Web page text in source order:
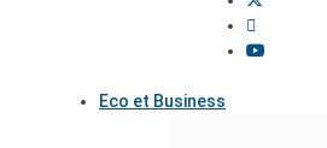
Eco et Business